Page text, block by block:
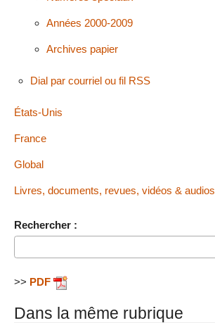
Années 2000-2009
Archives papier
Dial par courriel ou fil RSS
États-Unis
France
Global
Livres, documents, revues, vidéos & audios
Rechercher :
>> PDF
Dans la même rubrique